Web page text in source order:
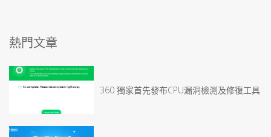
熱門文章
360 獨家首先發布CPU漏洞檢測及修復工具